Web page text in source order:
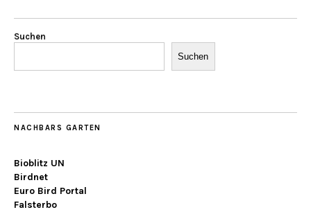
Suchen
Suchen
NACHBARS GARTEN
Bioblitz UN
Birdnet
Euro Bird Portal
Falsterbo